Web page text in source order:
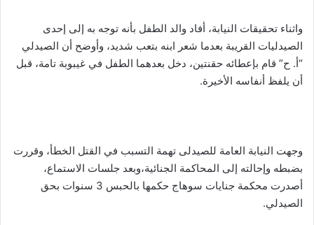
واثناء تحقيقات النيابة، أفاد والد الطفل بأنه توجه به إلى إحدى
الصيدليات القريبة بعدما شعر ابنه بتعب شديد، وأوضح أن الصيدلي
“أ. ح” قام بإعطائه حقنتين، دخل بعدهما الطفل في غيبوبة تامة، قبل
أن يلفظ أنفاسه الأخيرة.
وجهت النيابة العامة للصيدلى تهمة التسبب في القتل الخطأ، وقررت
بضبطه وإحالته إلى المحاكمة الجنائية،وبعد جلسات الاستماع،
أصدرت محكمة جنايات سوهاج حكمها بالحبس 3 سنوات بحق
الصيدلي.